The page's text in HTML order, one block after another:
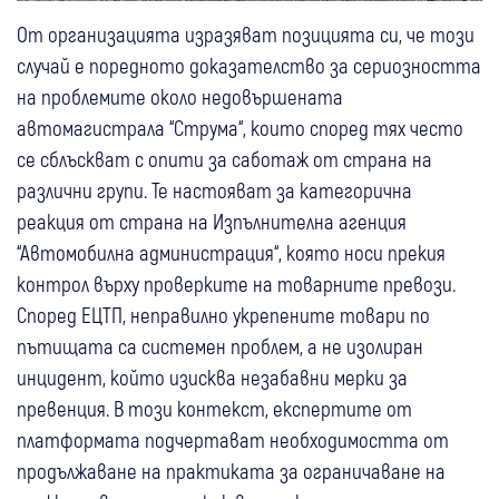
От организацията изразяват позицията си, че този
случай е поредното доказателство за сериозността
на проблемите около недовършената
автомагистрала “Струма“, които според тях често
се сблъскват с опити за саботаж от страна на
различни групи. Те настояват за категорична
реакция от страна на Изпълнителна агенция
“Автомобилна администрация“, която носи прекия
контрол върху проверките на товарните превози.
Според ЕЦТП, неправилно укрепените товари по
пътищата са системен проблем, а не изолиран
инцидент, който изисква незабавни мерки за
превенция. В този контекст, експертите от
платформата подчертават необходимостта от
продължаване на практиката за ограничаване на